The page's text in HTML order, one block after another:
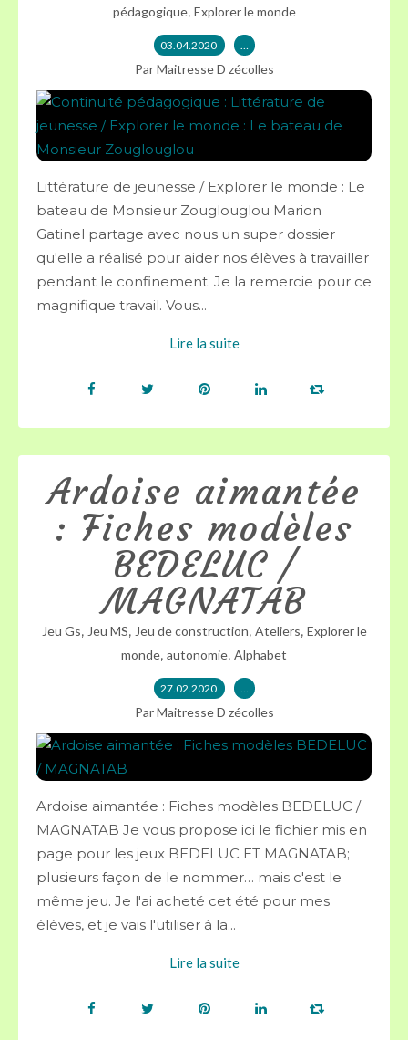
pédagogique, Explorer le monde
03.04.2020 …
Par Maitresse D zécolles
Littérature de jeunesse / Explorer le monde : Le
bateau de Monsieur Zouglouglou Marion
Gatinel partage avec nous un super dossier
qu'elle a réalisé pour aider nos élèves à travailler
pendant le confinement. Je la remercie pour ce
magnifique travail. Vous...
Lire la suite
Ardoise aimantée
: Fiches modèles
BEDELUC /
MAGNATAB
Jeu Gs, Jeu MS, Jeu de construction, Ateliers, Explorer le
monde, autonomie, Alphabet
27.02.2020 …
Par Maitresse D zécolles
Ardoise aimantée : Fiches modèles BEDELUC /
MAGNATAB Je vous propose ici le fichier mis en
page pour les jeux BEDELUC ET MAGNATAB;
plusieurs façon de le nommer… mais c'est le
même jeu. Je l'ai acheté cet été pour mes
élèves, et je vais l'utiliser à la...
Lire la suite